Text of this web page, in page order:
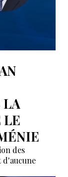
LA
LE
des